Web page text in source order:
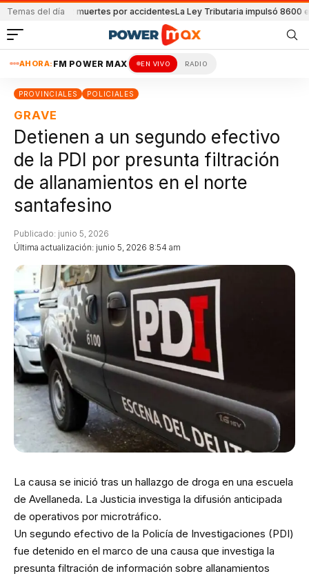
Temas del día
32 muertes por accidentesLa Ley Tributaria impulsó 8600 empleos
AHORA: FM POWER MAX EN VIVO RADIO
PROVINCIALES POLICIALES
GRAVE
Detienen a un segundo efectivo
de la PDI por presunta filtración
de allanamientos en el norte
santafesino
Última actualización: junio 5, 2026 8:54 am
Publicado: junio 5, 2026
La causa se inició tras un hallazgo de droga en una escuela
de Avellaneda. La Justicia investiga la difusión anticipada
de operativos por microtráfico.
Un segundo efectivo de la Policía de Investigaciones (PDI)
fue detenido en el marco de una causa que investiga la
presunta filtración de información sobre allanamientos